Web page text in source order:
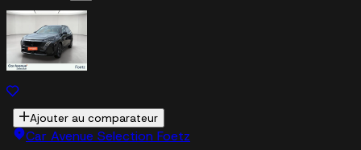
Ajouter au comparateur
Car Avenue Selection Foetz